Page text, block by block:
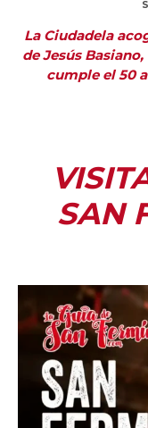
La Ciudadela
de Jesús
cumple el 50
SAN